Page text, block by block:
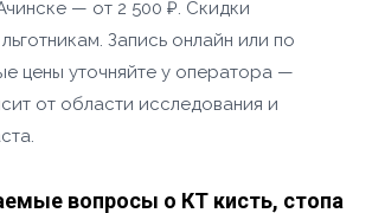
— от 2 500 ₽. Скидки
Запись онлайн или по
цены уточняйте у оператора —
от области исследования и
вопросы о КТ кисть, стопа